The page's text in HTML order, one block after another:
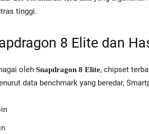
tinggi.
8 Elite dan
oleh Snapdragon 8 Elite, chipset
data benchmark yang beredar,